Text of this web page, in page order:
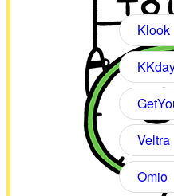
Klook
Veltra
Omio